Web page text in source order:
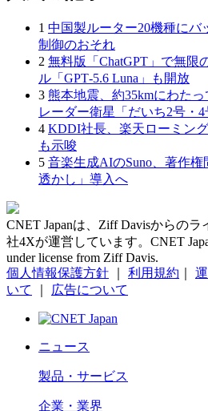
1 中国製ルーター20機種にバ
制御のおそれ
2 無料版「ChatGPT」で無限
ル「GPT‑5.6 Luna」も開放
3 熊本地震、約35kmにわた
レーダー衛星「だいち2号・4
4 KDDI社長、楽天ローミン
も示唆
5 音楽生成AIのSuno、著作
透かし」導入へ
CNET Japanは、Ziff Davisからの
社4Xが運営しています。CNET
under license from Ziff Davis.
個人情報保護方針
利用規約
いて
広告について
ニュース
製品・サービス
企業・業界